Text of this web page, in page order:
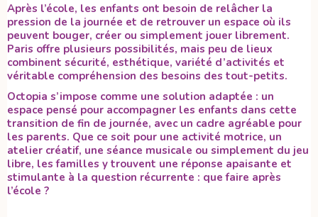
Après l’école, les enfants ont besoin de relâcher la
pression de la journée et de retrouver un espace où ils
peuvent bouger, créer ou simplement jouer librement.
Paris offre plusieurs possibilités, mais peu de lieux
combinent sécurité, esthétique, variété d’activités et
véritable compréhension des besoins des tout-petits.
Octopia s’impose comme une solution adaptée : un
espace pensé pour accompagner les enfants dans cette
transition de fin de journée, avec un cadre agréable pour
les parents. Que ce soit pour une activité motrice, un
atelier créatif, une séance musicale ou simplement du jeu
libre, les familles y trouvent une réponse apaisante et
stimulante à la question récurrente : que faire après
l’école ?